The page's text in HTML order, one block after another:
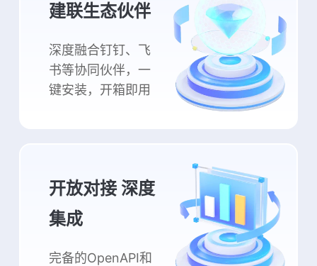
建联生态伙伴
深度融合钉钉、飞
书等协同伙伴，一
键安装，开箱即用
开放对接 深度
集成
完备的OpenAPI和